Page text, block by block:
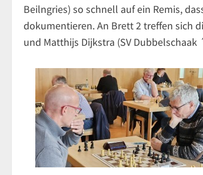
Beilngries) so schnell auf ein Remis,
dokumentieren. An Brett 2 treffen sich
und Matthijs Dijkstra (SV Dubbelschaak